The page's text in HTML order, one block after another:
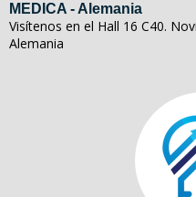
MEDICA - Alemania
Visítenos en el Hall 16 C40.
Alemania